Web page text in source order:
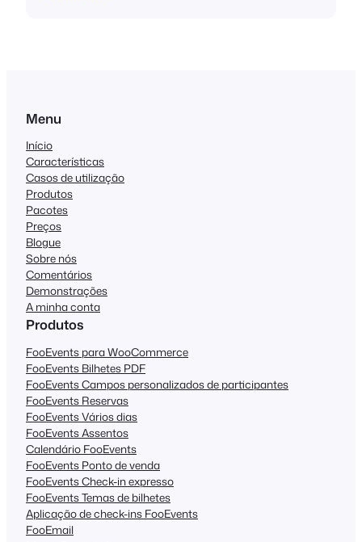
Menu
Início
Características
Casos de utilização
Produtos
Pacotes
Preços
Blogue
Sobre nós
Comentários
Demonstrações
A minha conta
Produtos
FooEvents para WooCommerce
FooEvents Bilhetes PDF
FooEvents Campos personalizados de participantes
FooEvents Reservas
FooEvents Vários dias
FooEvents Assentos
Calendário FooEvents
FooEvents Ponto de venda
FooEvents Check-in expresso
FooEvents Temas de bilhetes
Aplicação de check-ins FooEvents
FooEmail